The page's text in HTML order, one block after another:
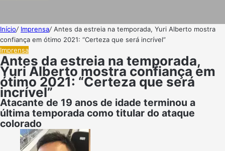
Início/ Imprensa/Antes da estreia na temporada, Yuri Alberto mostra
confiança em ótimo 2021: “Certeza que será incrível”
Imprensa
Antes da estreia na temporada,
Yuri Alberto mostra confiança em
ótimo 2021: “Certeza que será
incrível”
Atacante de 19 anos de idade terminou a
última temporada como titular do ataque
colorado